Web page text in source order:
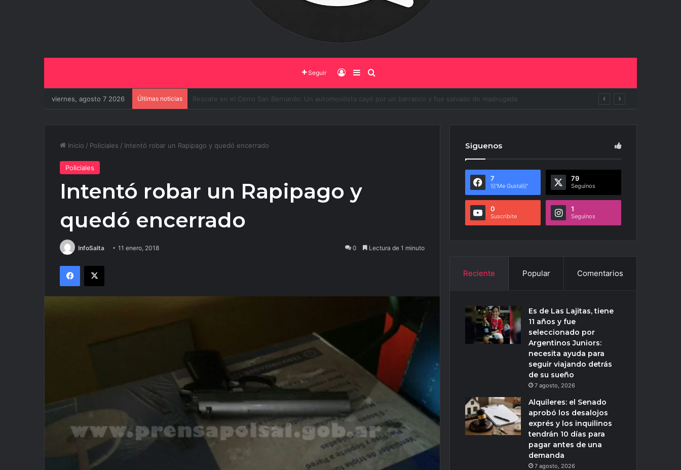
Seguir Iniciar Sesión
Barra Lateral
viernes, agosto 7 2026 Últimas noticias El Gobierno de Salta y la Policía Federal avanzan con nuevas medidas contra el delito
Inicio / Policiales / Intentó robar un Rapipago y quedó encerrado
Policiales
Intentó robar un Rapipago y
quedó encerrado
InfoSalta 11 enero, 2018 0 Lectura de 1 minuto
Facebook
X
Siguenos
7
\\\"Me Gusta\\\"
79
Seguínos
0
Suscribite
1
Seguínos
Reciente Popular Comentarios
Es de Las Lajitas, tiene
11 años y fue
seleccionado por
Argentinos Juniors:
necesita ayuda para
seguir viajando detrás
de su sueño
7 agosto, 2026
Alquileres: el Senado
aprobó los desalojos
exprés y los inquilinos
tendrán 10 días para
pagar antes de una
demanda
7 agosto, 2026